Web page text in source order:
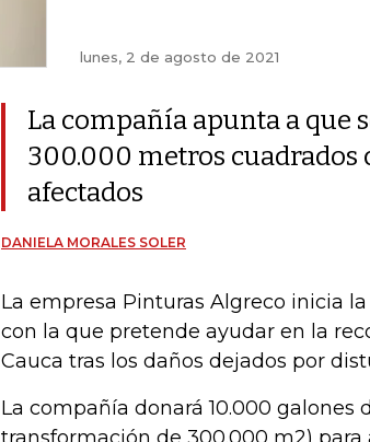
lunes, 2 de agosto de 2021
La compañía apunta a que
300.000 metros cuadrados
afectados
DANIELA MORALES SOLER
La empresa Pinturas Algreco inicia
con la que pretende ayudar en la
Cauca tras los daños dejados por
La compañía donará 10.000 galones